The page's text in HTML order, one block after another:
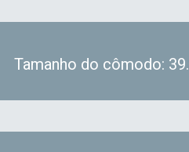
Tamanho do cômodo: